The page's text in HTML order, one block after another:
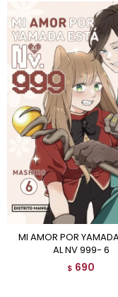
MI AMOR POR YAMADA ESTA
AL NV 999- 6
$ 690